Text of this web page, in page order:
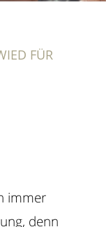
FÜR
immer
denn